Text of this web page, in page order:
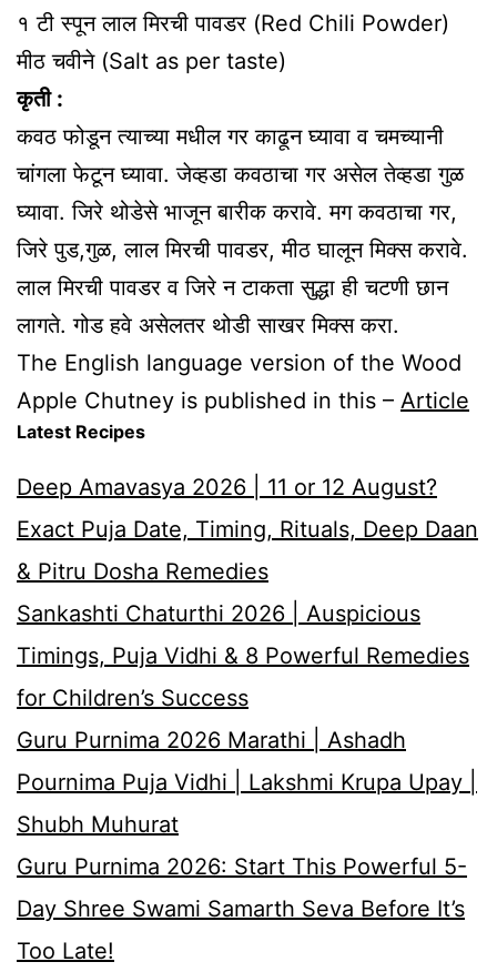
१ टी स्पून लाल मिरची पावडर (Red Chili Powder)
मीठ चवीने (Salt as per taste)
कृती :
कवठ फोडून त्याच्या मधील गर काढून घ्यावा व चमच्यानी
चांगला फेटून घ्यावा. जेव्हडा कवठाचा गर असेल तेव्हडा गुळ
घ्यावा. जिरे थोडेसे भाजून बारीक करावे. मग कवठाचा गर,
जिरे पुड,गुळ, लाल मिरची पावडर, मीठ घालून मिक्स करावे.
लाल मिरची पावडर व जिरे न टाकता सुद्धा ही चटणी छान
लागते. गोड हवे असेलतर थोडी साखर मिक्स करा.
The English language version of the Wood
Apple Chutney is published in this – Article
Latest Recipes
Deep Amavasya 2026 | 11 or 12 August?
Exact Puja Date, Timing, Rituals, Deep Daan
& Pitru Dosha Remedies
Sankashti Chaturthi 2026 | Auspicious
Timings, Puja Vidhi & 8 Powerful Remedies
for Children’s Success
Guru Purnima 2026 Marathi | Ashadh
Pournima Puja Vidhi | Lakshmi Krupa Upay |
Shubh Muhurat
Guru Purnima 2026: Start This Powerful 5-
Day Shree Swami Samarth Seva Before It’s
Too Late!